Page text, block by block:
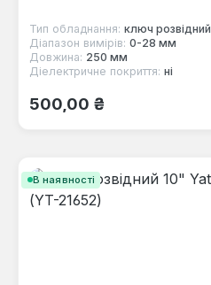
Тип обладнання: ключ розвідний
Діапазон вимірів: 0-28 мм
Довжина: 250 мм
Діелектричне покриття: ні
Звичайна ціна:
500,00 ₴
В наявності